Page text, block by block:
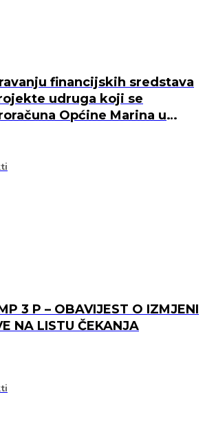
financijskih sredstava
udruga koji se
Općine Marina u
3 P – OBAVIJEST O IZMJENI
NA LISTU ČEKANJA